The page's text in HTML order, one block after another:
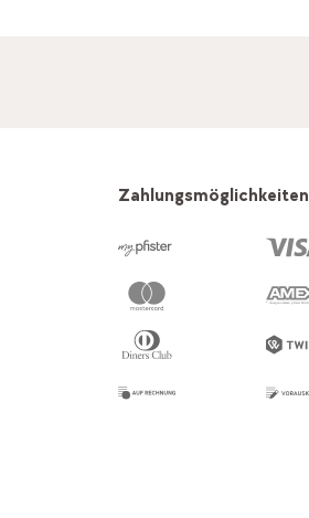
Zahlungsmöglichkeiten